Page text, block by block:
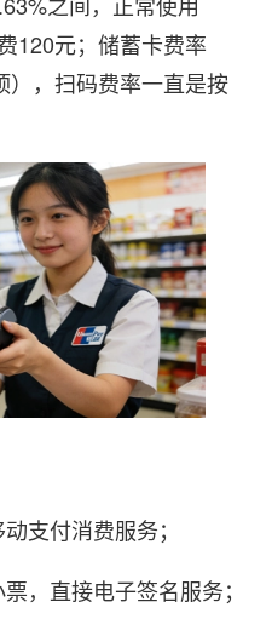
120元；储蓄卡费率
，扫码费率一直是按
支付消费服务；
，直接电子签名服务；